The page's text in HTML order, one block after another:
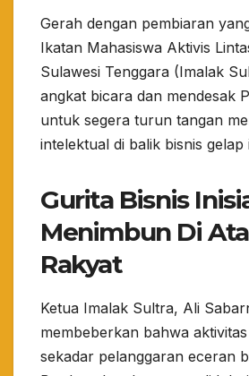
​Gerah dengan pembiaran
Ikatan Mahasiswa Aktivis
Sulawesi Tenggara (Imalak
angkat bicara dan mendesak
untuk segera turun tangan
intelektual di balik bisnis gelap
Gurita Bisnis
Menimbun Di
Rakyat
​Ketua Imalak Sultra, Ali
membeberkan bahwa
sekadar pelanggaran eceran